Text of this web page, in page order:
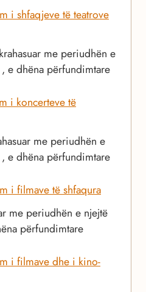
i shfaqjeve të teatrove
me periudhën e
e dhëna përfundimtare
i koncerteve të
me periudhën e
e dhëna përfundimtare
i filmave të shfaqura
me periudhën e njejtë
përfundimtare
i filmave dhe i kino-